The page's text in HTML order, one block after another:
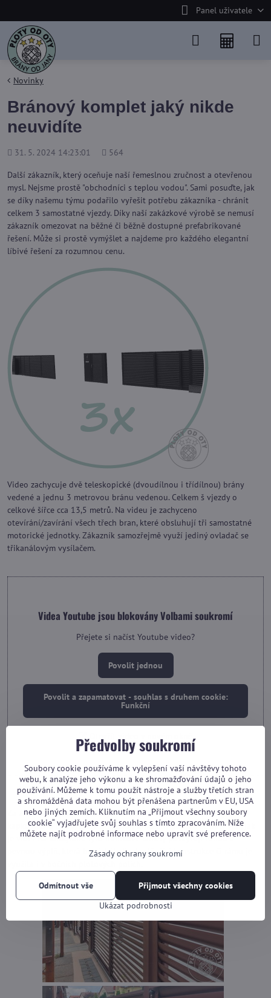
Panel uživatele
Novinky
Bránový komplet jaký nikde
neuvidíte
Přidáno
31. 5. 2024 14:23:01
Počet
564
Další zákazník, který oceňuje naší řemeslnou zručnost a otevřenou
mysl. Nejsme prostě "obchodníci s teplou vodou". Sami posuďte, jak
se díky našemu týmu podařilo vyřešit potřebu zákazníka - chránit
celkem 3 samostatné vjezdy. Díky naší zakázkové výrobě se nemusí
zákazník omezovat na běžné či běžně dostupné prefabrikované
řešení. Může si prostě vymýšlet a najdeme pro každého elegantní
líbivé řešení za rozumnou cenu.
Video zachycuje dvě teleskopické (dvoudílnou i třídílnou) brány
vedené a jednu 3 metrovou bránu vedenou. Celkem š vjezdy o
celkové šířce cca 13,5 metrů. Na videu je zachyceno
otevírání/zavírání všech třech bran, které obsluhují tři samostatné
motorické jednotky. Zákazník samozřejmě využí jediný ovladač se
třikanálovým vysílačem.
Videa Youtube jsou blokovány Volbami soukromí
Přejete si načíst Youtube video?
Povolit jednou
Povolit a zapamatovat - souhlas s druhem cookie:
Funkční
Otevřít video v novém okně
Za zmínku stojí i použitá výplň. Jedná se o speciální lamely
kapkovitého tvaru, které umožňují omezený pohled zevnitř ven, jak
je vidět na fotografii. Tyto hliníkové lamely poskytují tuhou a
pevnou výplň, která bez jakékoliv doplňující konstrukce či rámu je
Předvolby soukromí
Soubory cookie používáme k vylepšení vaší návštěvy tohoto
webu, k analýze jeho výkonu a ke shromažďování údajů o jeho
používání. Můžeme k tomu použít nástroje a služby třetích stran
a shromážděná data mohou být přenášena partnerům v EU, USA
nebo jiných zemích. Kliknutím na „Přijmout všechny soubory
cookie“ vyjadřujete svůj souhlas s tímto zpracováním. Níže
můžete najít podrobné informace nebo upravit své preference.
Zásady ochrany soukromí
Ukázat podrobnosti
Přijmout všechny cookies
Odmítnout vše